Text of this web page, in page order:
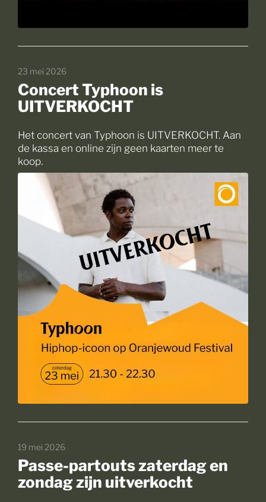
23 mei 2026
Concert Typhoon is
UITVERKOCHT
Het concert van Typhoon is UITVERKOCHT. Aan
de kassa en online zijn geen kaarten meer te
koop.
19 mei 2026
Passe-partouts zaterdag en
zondag zijn uitverkocht